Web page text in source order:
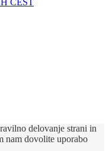
delovanje strani in
nam dovolite uporabo